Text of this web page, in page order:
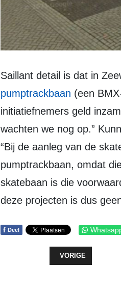
Saillant detail is dat in
pumptrackbaan (een
initiatiefnemers geld
wachten we nog op.”
“Bij de aanleg van de
pumptrackbaan, omdat
skatebaan is die
deze projecten is dus
f Deel
VORIG ARTIKEL:
VORIGE